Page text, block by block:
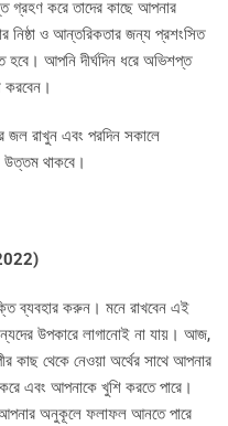
গ্রহণ করে তাদের কাছে ​​আপনার
নিষ্ঠা ও আন্তরিকতার জন্য প্রশংসিত
হবে। আপনি দীর্ঘদিন ধরে অভিশপ্ত
করবেন।
জল রাখুন এবং পরদিন সকালে
উত্তম থাকবে।
ব্যবহার করুন। মনে রাখবেন এই
উপকারে লাগানোই না যায়। আজ,
কাছ থেকে নেওয়া অর্থের সাথে আপনার
এবং আপনাকে খুশি করতে পারে।
অনুকূলে ফলাফল আনতে পারে